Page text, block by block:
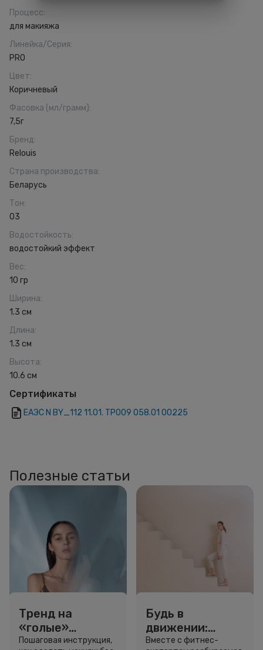
Процесс:
для макияжа
Линейка/Серия:
PRO
Цвет:
Коричневый
Фасовка (мл/грамм):
7,5г
Бренд:
Relouis
Страна производства:
Беларусь
Тон:
03
Водостойкость:
водостойкий эффект
Вес:
10 гр
Ширина:
1.3 см
Длина:
1.3 см
Высота:
10.6 см
Сертификаты
ЕАЭС N BY_112 11.01. ТР009 058.01 00225
Полезные статьи
Тренд на
«голые»
ресницы: как
Пошаговая инструкция,
Будь в
движении:
сколько нужно
Вместе с фитнес-